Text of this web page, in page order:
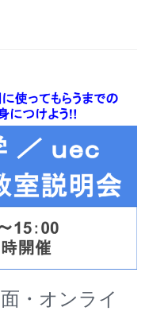
・オンライ